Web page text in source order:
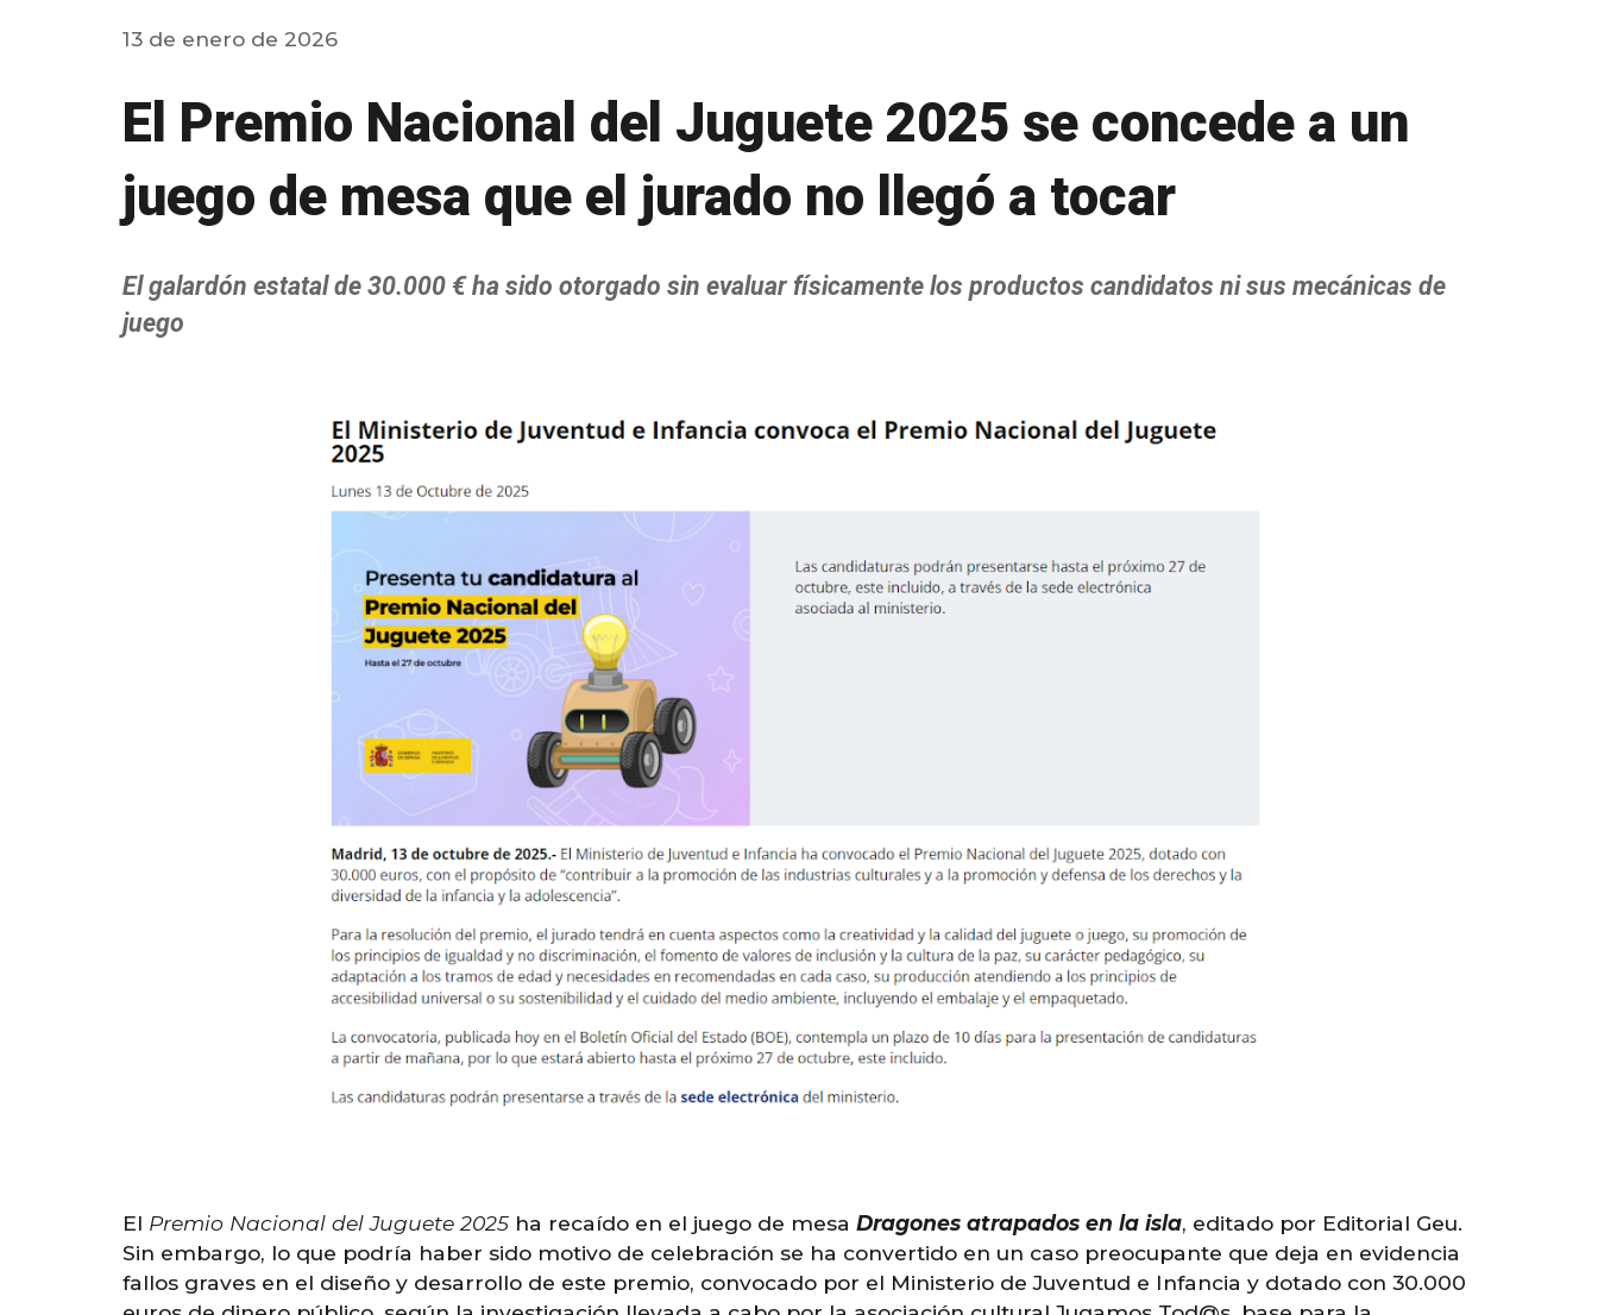
13de enero de 2026
El Premio Nacional del Juguete 2025 se concede a un
juego de mesa que el jurado no llegó a tocar
El galardón estatal de 30.000 € ha sido otorgado sin evaluar físicamente los productos candidatos ni sus mecánicas de
juego
El Premio Nacional del Juguete 2025ha recaído en el juego de mesa Dragones atrapados en la isla, editado por Editorial Geu.
Sin embargo, lo que podría haber sido motivo de celebración se ha convertido en un caso preocupante que deja en evidencia
fallos graves en el diseño y desarrollo de este premio, convocado por el Ministerio de Juventud e Infancia y dotado con 30.000